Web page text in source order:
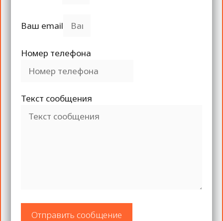
Ваш email
Номер телефона
Текст сообщения
Отправить сообщение